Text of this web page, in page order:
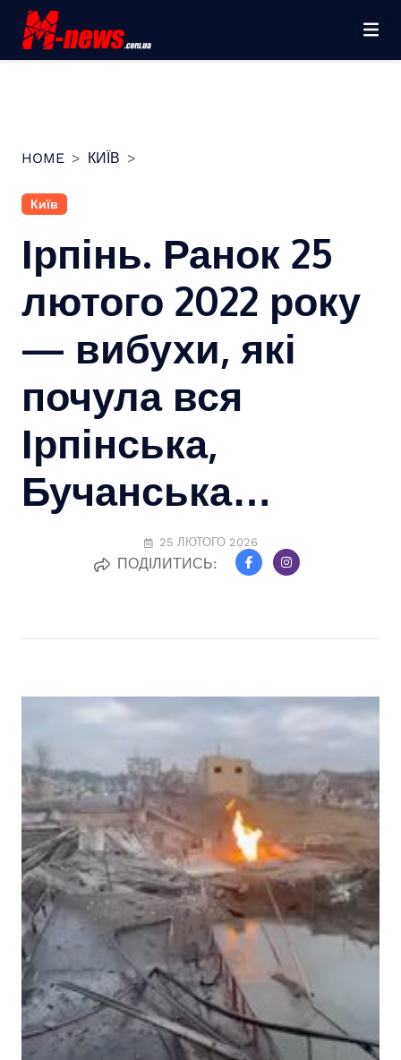
Перейти
вмісту
HOME КИЇВ
Київ
Ірпінь. Ранок 25
лютого 2022 року
— вибухи, які
почула вся
Ірпінська,
Бучанська…
25 ЛЮТОГО 2026
ПОДІЛИТИСЬ: